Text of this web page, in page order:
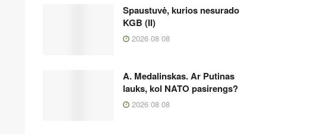
Spaustuvė, kurios nesurado
KGB (II)
2026 08 08
A. Medalinskas. Ar Putinas
lauks, kol NATO pasirengs?
2026 08 08